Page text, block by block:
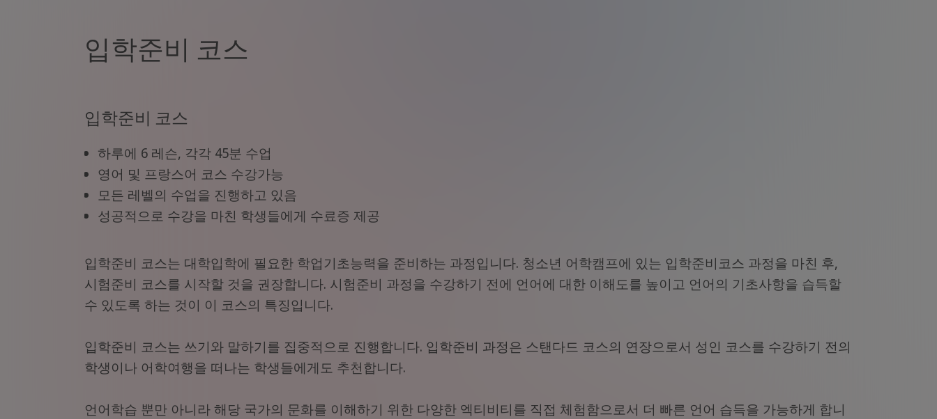
입학준비 코스
입학준비 코스
하루에 6 레슨, 각각 45분 수업
영어 및 프랑스어 코스 수강가능
모든 레벨의 수업을 진행하고 있음
성공적으로 수강을 마친 학생들에게 수료증 제공
입학준비 코스는 대학입학에 필요한 학업기초능력을 준비하는 과정입니다. 청소년 어학캠프에 있는 입학준비코스 과정을 마친 후,
시험준비 코스를 시작할 것을 권장합니다. 시험준비 과정을 수강하기 전에 언어에 대한 이해도를 높이고 언어의 기초사항을 습득할
수 있도록 하는 것이 이 코스의 특징입니다.
입학준비 코스는 쓰기와 말하기를 집중적으로 진행합니다. 입학준비 과정은 스탠다드 코스의 연장으로서 성인 코스를 수강하기 전의
학생이나 어학여행을 떠나는 학생들에게도 추천합니다.
언어학습 뿐만 아니라 해당 국가의 문화를 이해하기 위한 다양한 엑티비티를 직접 체험함으로서 더 빠른 언어 습득을 가능하게 합니